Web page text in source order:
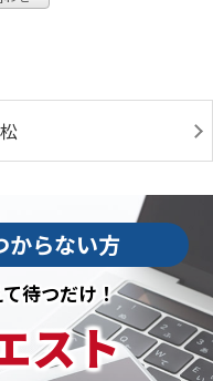
からない方
待つだけ！
スト